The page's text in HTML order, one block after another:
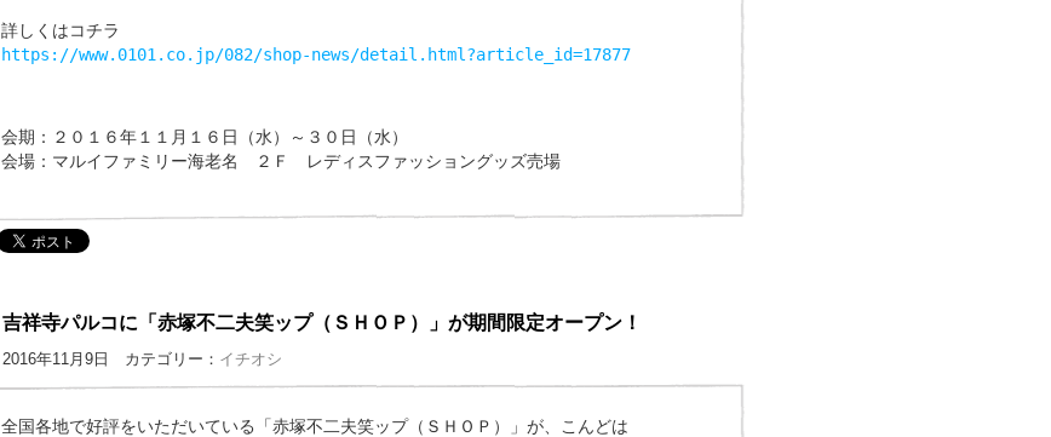
詳しくはコチラ
https://www.0101.co.jp/082/shop-news/detail.html?article_id=17877
会期：２０１６年１１月１６日（水）～３０日（水）
会場：マルイファミリー海老名 ２Ｆ レディスファッショングッズ売場
吉祥寺パルコに「赤塚不二夫笑ップ（ＳＨＯＰ）」が期間限定オープン！
2016年11月9日 カテゴリー： イチオシ
全国各地で好評をいただいている「赤塚不二夫笑ップ（ＳＨＯＰ）」が、こんどは